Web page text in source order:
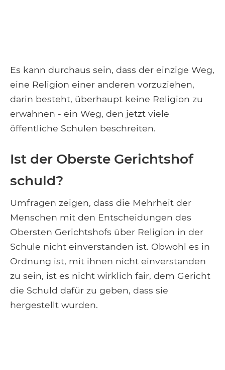
Es kann durchaus sein, dass der einzige Weg,
eine Religion einer anderen vorzuziehen,
darin besteht, überhaupt keine Religion zu
erwähnen - ein Weg, den jetzt viele
öffentliche Schulen beschreiten.
Ist der Oberste Gerichtshof
schuld?
Umfragen zeigen, dass die Mehrheit der
Menschen mit den Entscheidungen des
Obersten Gerichtshofs über Religion in der
Schule nicht einverstanden ist. Obwohl es in
Ordnung ist, mit ihnen nicht einverstanden
zu sein, ist es nicht wirklich fair, dem Gericht
die Schuld dafür zu geben, dass sie
hergestellt wurden.